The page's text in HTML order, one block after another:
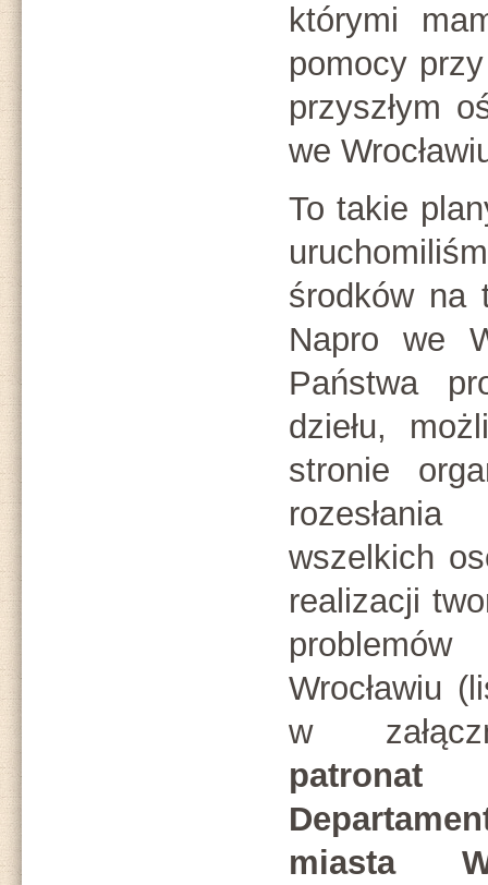
którymi
pomocy
przyszłym
we
To takie
środków na
Napro we
Państwa
dziełu,
stronie
wszelkich
realizacji
Wrocławiu
w
patronat
miasta